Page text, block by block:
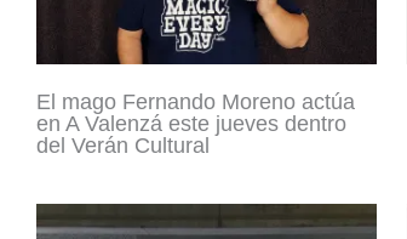
El mago Fernando Moreno actúa
en A Valenzá este jueves dentro
del Verán Cultural